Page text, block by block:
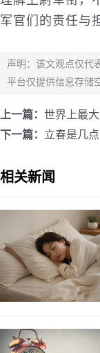
军官们的责任与
声明：该文观点仅代
平台仅提供信息存储
上一篇： 世界上最
下一篇： 立春是几
相关新闻